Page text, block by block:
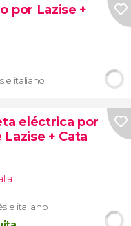
por Lazise +
e italiano
eléctrica por
+ Cata
e italiano